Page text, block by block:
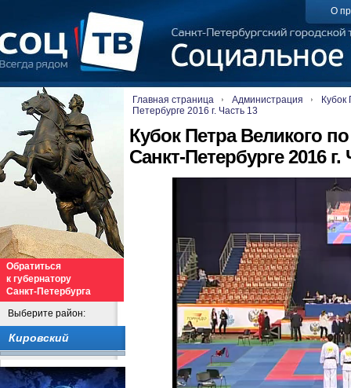
О
Обратиться
к губернатору
Санкт-Петербурга
Выберите район:
Кировский
Главная страница Администрация
Кубок
Петербурге 2016 г. Часть 13
Кубок Петра Великого
Санкт-Петербурге 2016 г.